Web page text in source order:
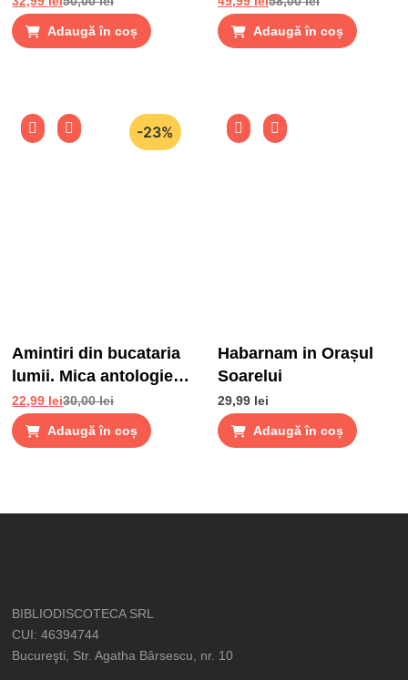
Adaugă în coș Adaugă în coș
-23%
Amintiri din bucataria
lumii. Mica antologie
de gusturi, stari si
gustari
30,00lei
22,99 lei
Adaugă în coș
Habarnam in Orașul
Soarelui
29,99 lei
Adaugă în coș
BIBLIODISCOTECA SRL
CUI: 46394744
Bucureşti, Str. Agatha Bârsescu, nr. 10